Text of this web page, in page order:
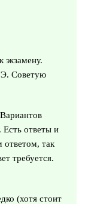
экзамену.
Советую
Есть ответы и
ответом, так
требуется.
(хотя стоит